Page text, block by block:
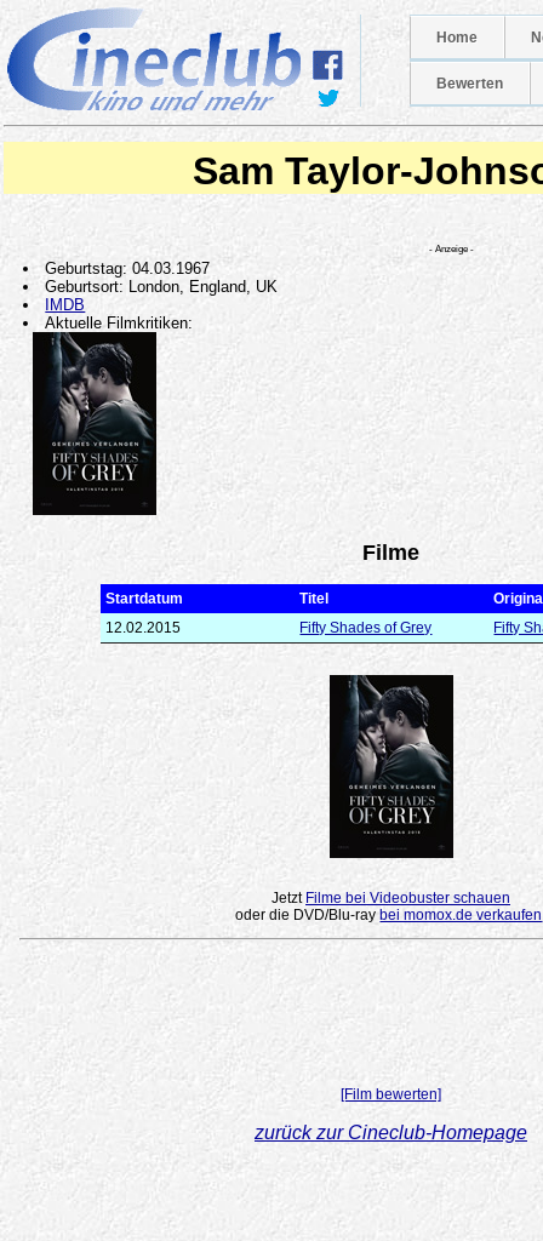
Home
Bewerten
Sam Taylor-
Geburtstag: 04.03.1967
Geburtsort: London, England, UK
IMDB
Aktuelle Filmkritiken:
- Anzeige -
Filme
Startdatum Titel
12.02.2015
Fifty Shades of Grey Fifty
Jetzt Filme bei Videobuster schauen
oder die DVD/Blu-raybei momox.de verkaufen
[Film bewerten]
zurück zur Cineclub-Homepage